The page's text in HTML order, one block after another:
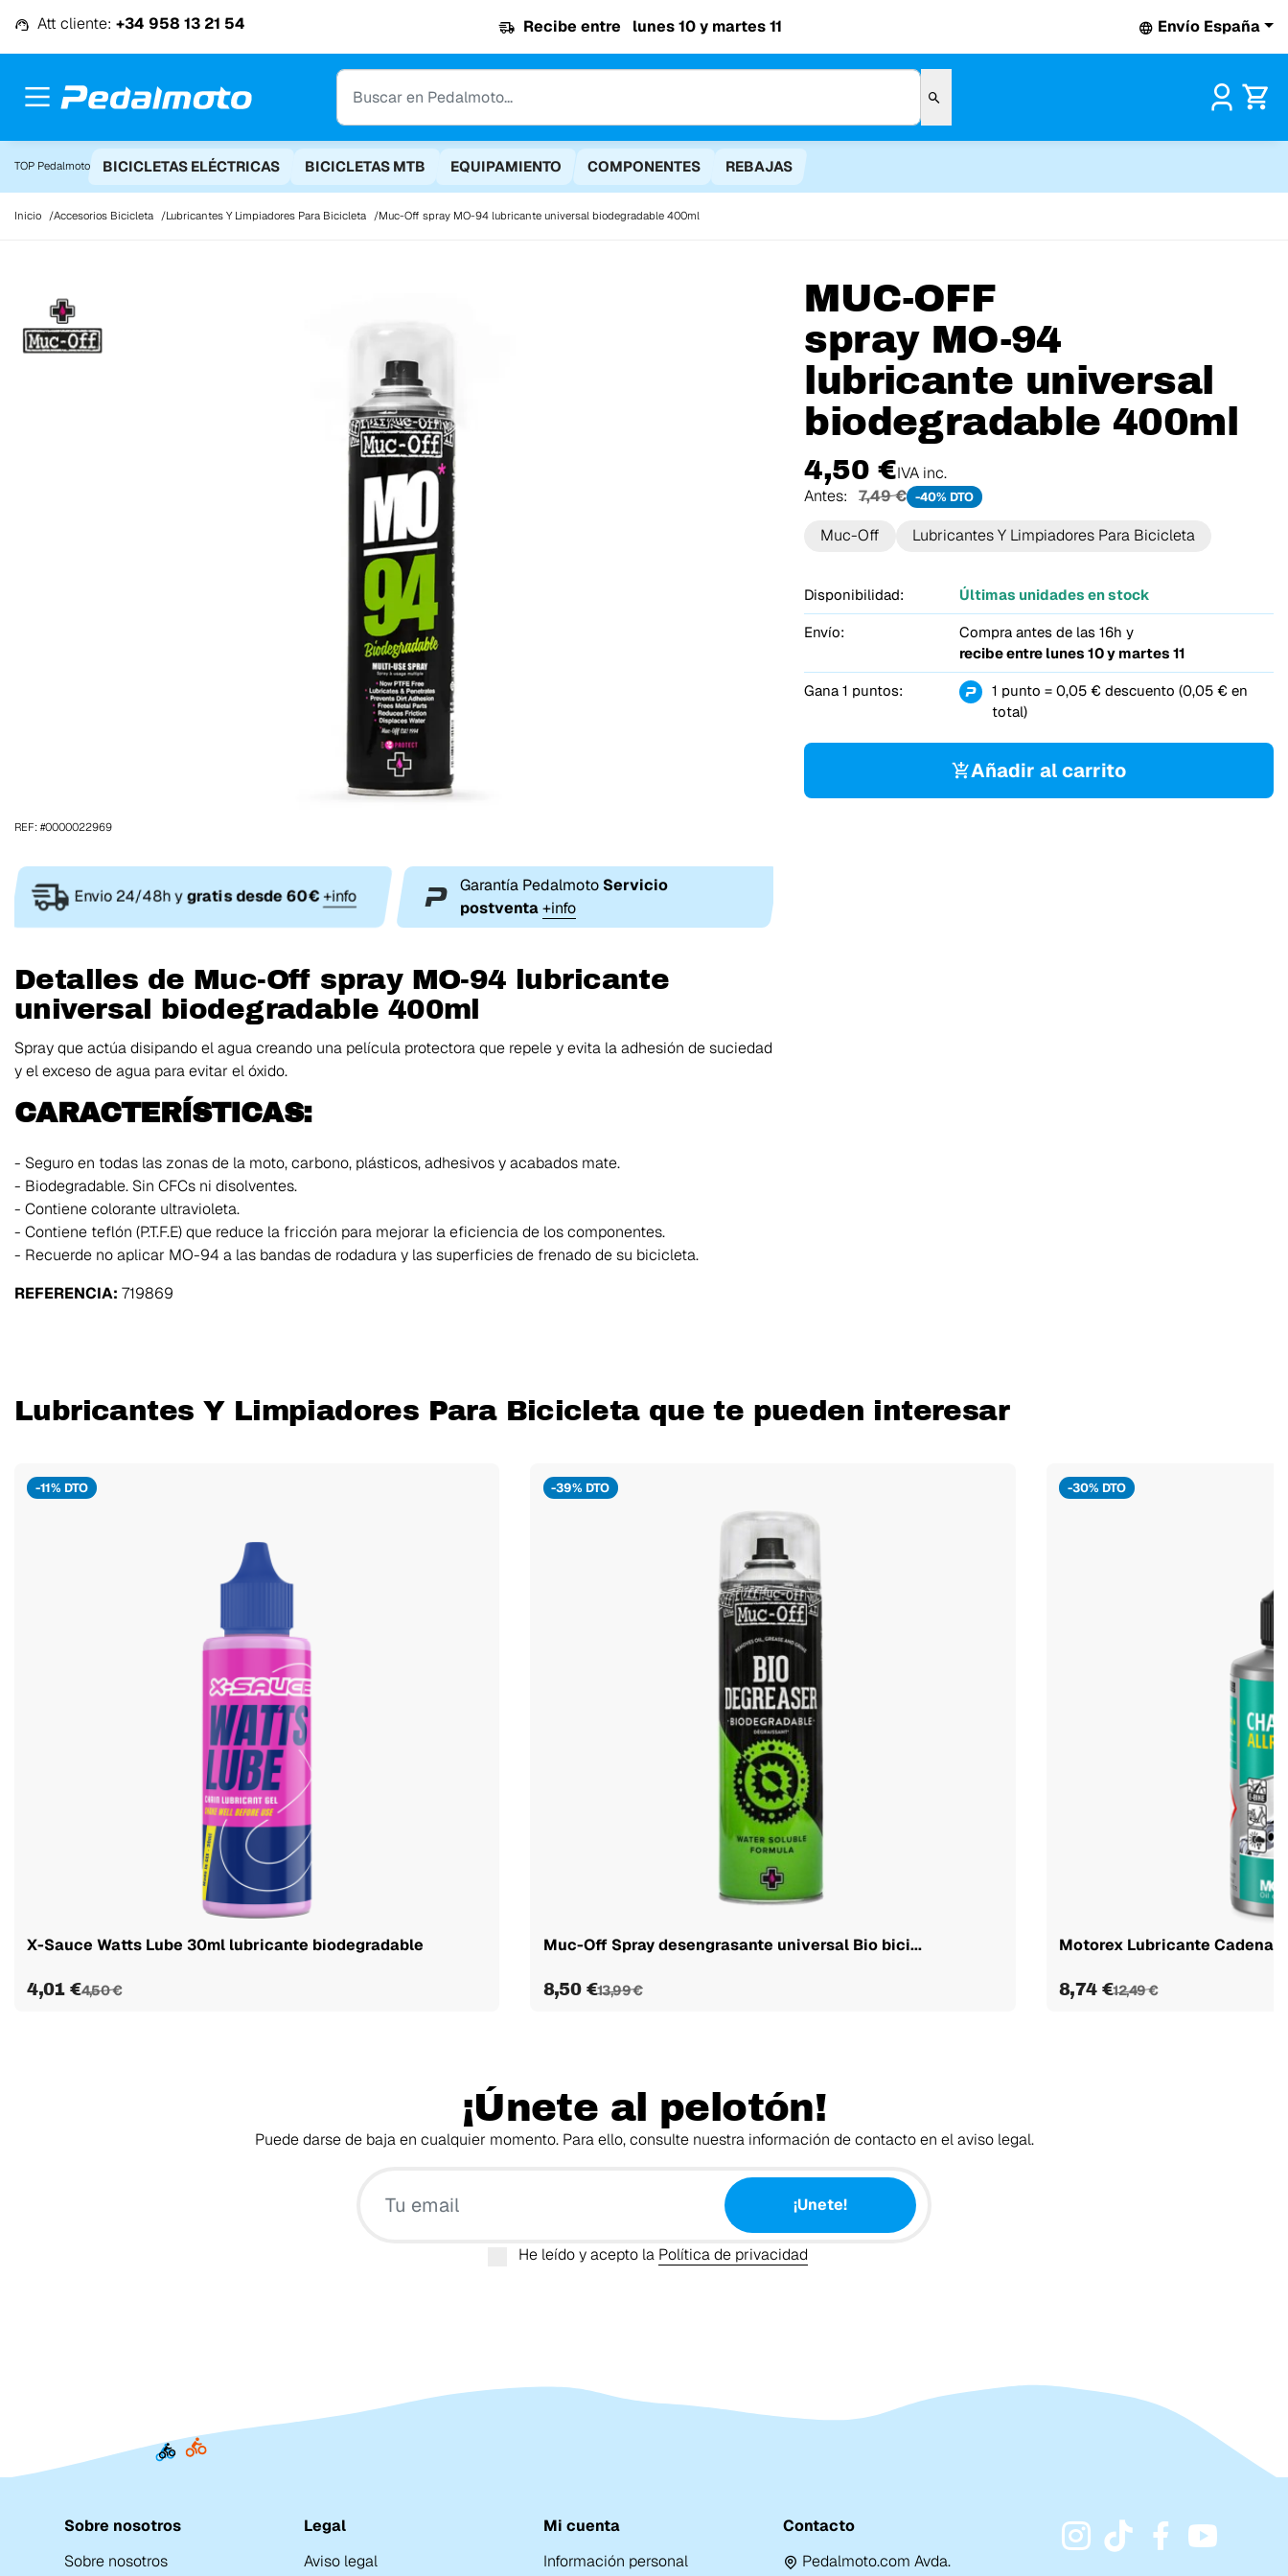
Att cliente: +34 958 13 21 54 Recibe entre lunes 10 y martes 11 Envío España
TOP Pedalmoto BICICLETAS ELÉCTRICAS BICICLETAS MTB EQUIPAMIENTO COMPONENTES REBAJAS
Inicio Accesorios Bicicleta Lubricantes Y Limpiadores Para Bicicleta Muc-Off spray MO-94 lubricante universal biodegradable 400ml
MUC-OFF
spray MO-94
lubricante universal
biodegradable 400ml
4,50 €IVA inc.
Antes:
7,49 € -40% DTO
Muc-Off Lubricantes Y Limpiadores Para Bicicleta
Disponibilidad: Últimas unidades en stock
Envío:
Compra antes de las 16h y
recibe entre lunes 10 y martes 11
Gana 1 puntos:
1 punto = 0,05 € descuento (0,05 € en
total)
Añadir al carrito
REF: #0000022969
Envio 24/48h ygratis desde 60€ +info
Garantía Pedalmoto Servicio
postventa +info
Detalles de Muc-Off spray MO-94 lubricante
universal biodegradable 400ml
Spray que actúa disipando el agua creando una película protectora que repele y evita la adhesión de suciedad
y el exceso de agua para evitar el óxido.
CARACTERÍSTICAS:
- Seguro en todas las zonas de la moto, carbono, plásticos, adhesivos y acabados mate.
- Biodegradable. Sin CFCs ni disolventes.
- Contiene colorante ultravioleta.
- Contiene teflón (P.T.F.E) que reduce la fricción para mejorar la eficiencia de los componentes.
- Recuerde no aplicar MO-94 a las bandas de rodadura y las superficies de frenado de su bicicleta.
REFERENCIA: 719869
Lubricantes Y Limpiadores Para Bicicleta que te pueden interesar
-11% DTO
X-Sauce Watts Lube 30ml lubricante biodegradable
4,01 €4,50 €
-39% DTO
Muc-Off Spray desengrasante universal Bio bici...
8,50 €13,99 €
-30% DTO
Motorex Lubricante Cadena
8,74 €12,49 €
¡Únete al pelotón!
Puede darse de baja en cualquier momento. Para ello, consulte nuestra información de contacto en el aviso legal.
¡Unete!
He leído y acepto la Política de privacidad
Sobre nosotros
Sobre nosotros
Legal
Aviso legal
Mi cuenta
Información personal
Contacto
Pedalmoto.com Avda.